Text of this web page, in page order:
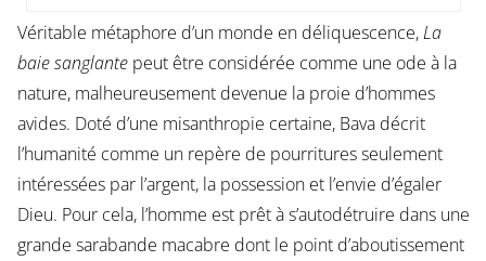
Véritable métaphore d’un monde en déliquescence,La
baie sanglantepeut être considérée comme une ode à la
nature, malheureusement devenue la proie d’hommes
avides. Doté d’une misanthropie certaine, Bava décrit
l’humanité comme un repère de pourritures seulement
intéressées par l’argent, la possession et l’envie d’égaler
Dieu. Pour cela, l’homme est prêt à s’autodétruire dans une
grande sarabande macabre dont le point d’aboutissement